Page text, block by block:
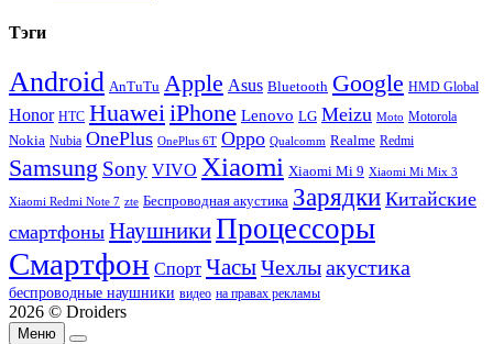
Тэги
Android AnTuTu Apple Asus Bluetooth Google HMD Global
Honor HTC HuaweiiPhone Lenovo LG Meizu Moto Motorola
Nokia Nubia OnePlus OnePlus 6T Oppo Qualcomm Realme Redmi
Samsung Sony VIVO Xiaomi Xiaomi Mi 9 Xiaomi Mi Mix 3
Xiaomi Redmi Note 7 zte Беспроводная акустика Зарядки Китайские
смартфоны НаушникиПроцессоры
Смартфон Спорт ЧасыЧехлыакустика
беспроводные наушники видео на правах рекламы
2026 © Droiders
Меню